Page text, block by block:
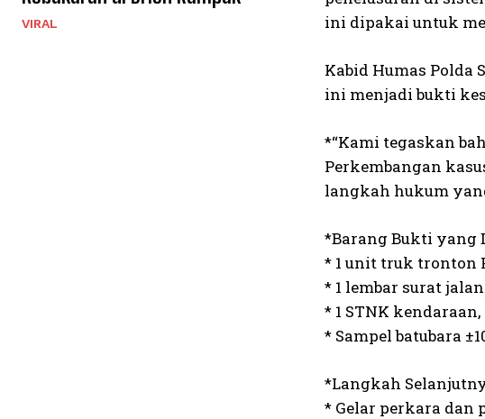
VIRAL
ini dipakai untuk
Kabid Humas Polda
ini menjadi bukti
*“Kami tegaskan
Perkembangan
langkah hukum
*Barang Bukti yang
* 1 unit truk tronton
* 1 lembar surat
* 1 STNK
* Sampel batubara
*Langkah
* Gelar perkara